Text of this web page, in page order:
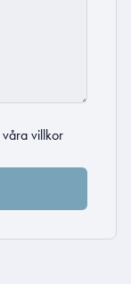
våra villkor